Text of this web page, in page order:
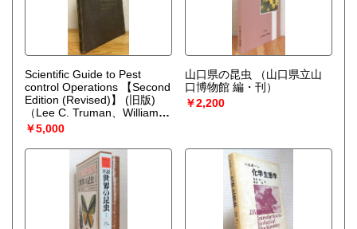
Scientific Guide to Pest
control Operations 【Second
Edition (Revised)】 (旧版)
（Lee C. Truman、William L.
Butts）
￥5,000
山口県の昆虫
（山口県立山
口博物館 編・刊）
￥2,200